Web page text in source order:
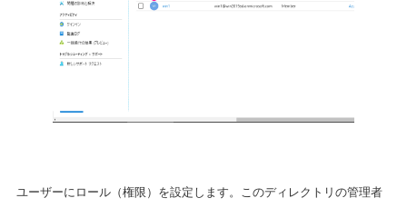
ユーザーにロール（権限）を設定します。このディレクトリの管理者